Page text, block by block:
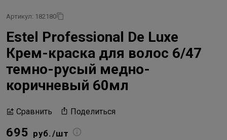
Артикул: 182180
Estel Professional De Luxe
Крем-краска для волос 6/47
темно-русый медно-
коричневый 60мл
Сравнить Поделиться
695 руб./шт